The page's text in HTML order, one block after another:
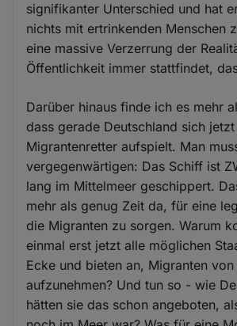
signifikanter Unterschied und hat
nichts mit ertrinkenden Menschen
eine massive Verzerrung der
Öffentlichkeit immer stattfindet,
Darüber hinaus finde ich es mehr
dass gerade Deutschland sich
Migrantenretter aufspielt. Man
vergegenwärtigen: Das Schiff ist
lang im Mittelmeer geschippert.
mehr als genug Zeit da, für eine
die Migranten zu sorgen. Warum
einmal erst jetzt alle möglichen
Ecke und bieten an, Migranten
aufzunehmen? Und tun so - wie
hätten sie das schon angeboten,